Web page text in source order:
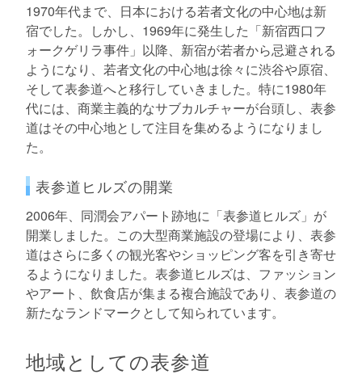
1970年代まで、日本における若者文化の中心地は新
宿でした。しかし、1969年に発生した「新宿西口フ
ォークゲリラ事件」以降、新宿が若者から忌避される
ようになり、若者文化の中心地は徐々に渋谷や原宿、
そして表参道へと移行していきました。特に1980年
代には、商業主義的なサブカルチャーが台頭し、表参
道はその中心地として注目を集めるようになりまし
た。
表参道ヒルズの開業
2006年、同潤会アパート跡地に「表参道ヒルズ」が
開業しました。この大型商業施設の登場により、表参
道はさらに多くの観光客やショッピング客を引き寄せ
るようになりました。表参道ヒルズは、ファッション
やアート、飲食店が集まる複合施設であり、表参道の
新たなランドマークとして知られています。
地域としての表参道